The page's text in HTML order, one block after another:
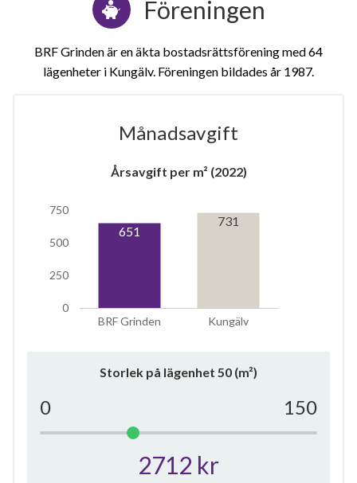
lägenhet
Föreningen
BRF Grinden är en äkta bostadsrättsförening med 64
lägenheter i Kungälv. Föreningen bildades år 1987
Månadsavgift
Årsavgift per m² (2022)
BRF Grinden Kungälv
0
250
500
750
651
731
Storlek på lägenhet 50 (m²)
0 150
2712 kr